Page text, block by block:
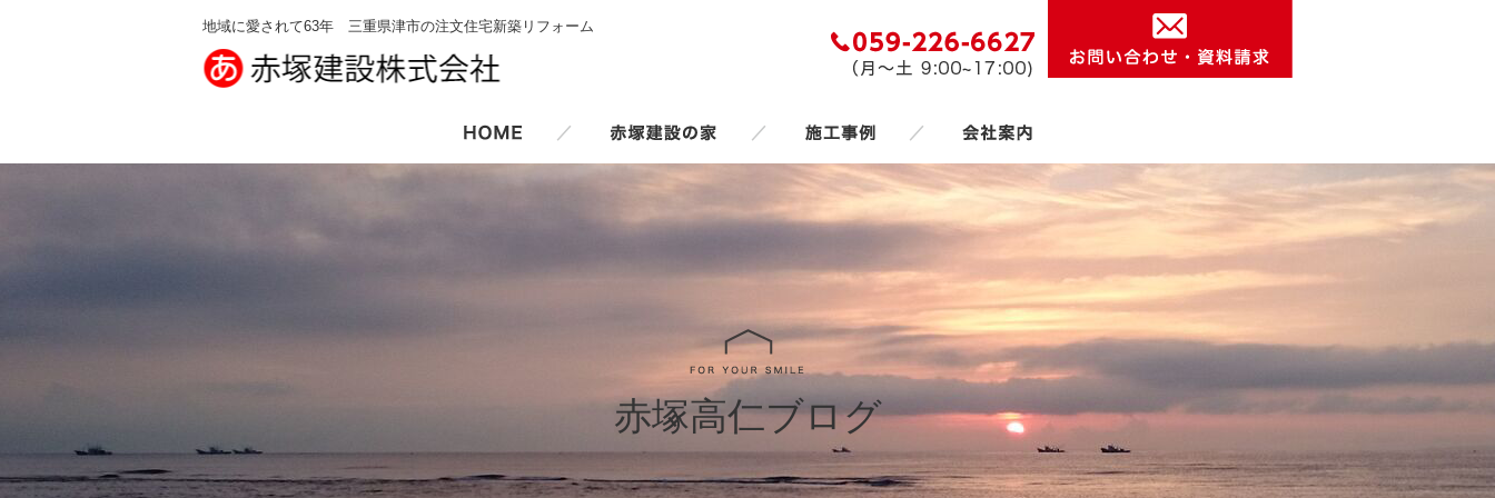
地域に愛されて63年 三重県津市の注文住宅新築リフォーム
／ ／ ／
赤塚高仁ブログ